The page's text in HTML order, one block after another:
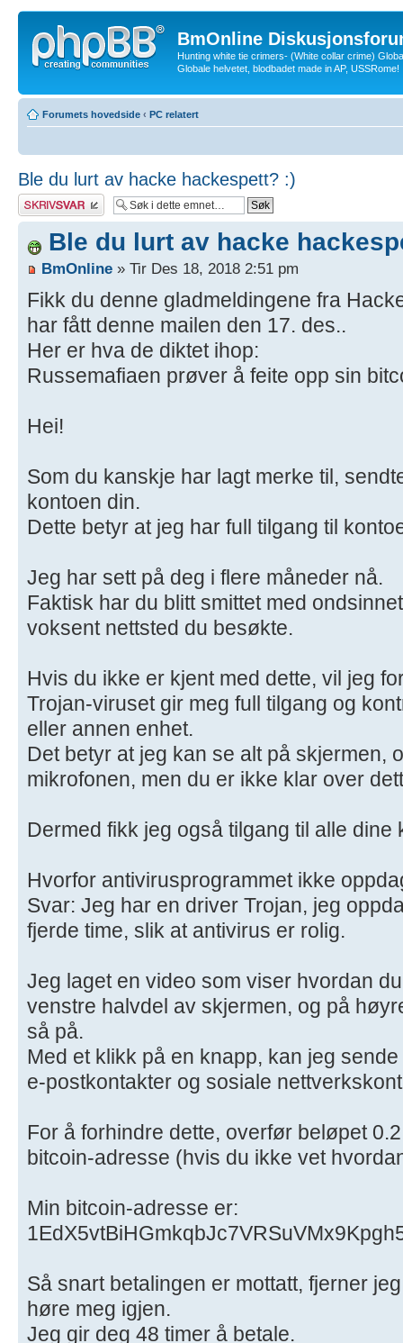
BmOnline
Hunting white tie crimers- (White collar crime)
Globale helvetet, blodbadet made in AP, USSRome!
Forumets hovedside ‹ PC relatert
Ble du lurt av hacke hackespett? :)
Skriv et svar
Ble du lurt av hacke
BmOnline » Tir Des 18, 2018 2:51 pm
Fikk du denne gladmeldingene fra
har fått denne mailen den 17. des..
Her er hva de diktet ihop:
Russemafiaen prøver å feite opp sin
Hei!
Som du kanskje har lagt merke til,
kontoen din.
Dette betyr at jeg har full tilgang til
Jeg har sett på deg i flere måneder nå.
Faktisk har du blitt smittet med
voksent nettsted du besøkte.
Hvis du ikke er kjent med dette, vil jeg
Trojan-viruset gir meg full tilgang og
eller annen enhet.
Det betyr at jeg kan se alt på skjermen,
mikrofonen, men du er ikke klar over
Dermed fikk jeg også tilgang til alle dine
Hvorfor antivirusprogrammet ikke
Svar: Jeg har en driver Trojan, jeg
fjerde time, slik at antivirus er rolig.
Jeg laget en video som viser hvordan
venstre halvdel av skjermen, og på
så på.
Med et klikk på en knapp, kan jeg
e-postkontakter og sosiale
For å forhindre dette, overfør beløpet
bitcoin-adresse (hvis du ikke vet
Min bitcoin-adresse er:
Så snart betalingen er mottatt, fjerner
høre meg igjen.
Jeg gir deg 48 timer å betale.